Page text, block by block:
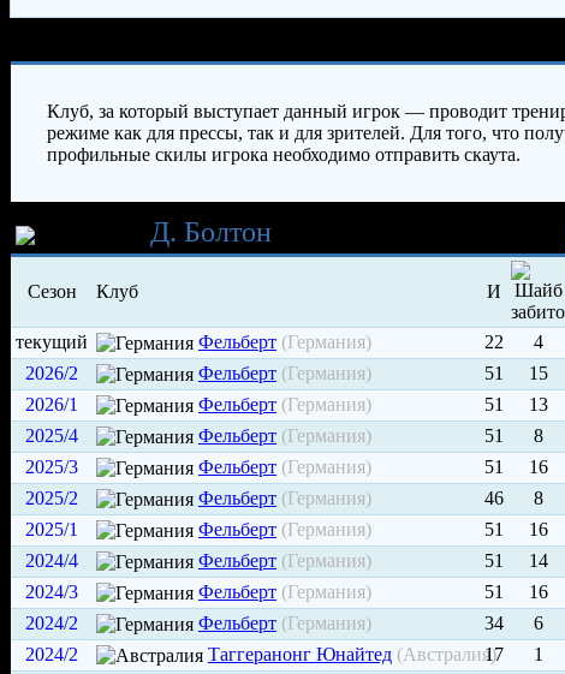
Клуб, за который выступает данный игрок — проводит
режиме как для прессы, так и для зрителей. Для того, что
профильные скилы игрока необходимо отправить скаута.
Д. Болтон
Сезон Клуб И
текущий Фельберт (Германия) 22 4
2026/2
Фельберт (Германия) 51 15
2026/1
Фельберт (Германия) 51 13
2025/4
Фельберт (Германия) 51 8
2025/3
Фельберт (Германия) 51 16
2025/2
Фельберт (Германия) 46 8
2025/1
Фельберт (Германия) 51 16
2024/4
Фельберт (Германия) 51 14
2024/3
Фельберт (Германия) 51 16
2024/2
Фельберт (Германия) 34 6
2024/2
Таггеранонг Юнайтед (Австралия)17 1